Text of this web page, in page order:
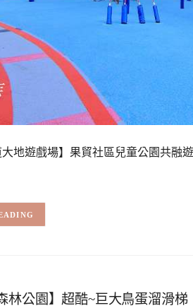
地遊戲場】果貿社區兒童公園共融
林公園】超酷~巨大鳥蛋溜滑梯